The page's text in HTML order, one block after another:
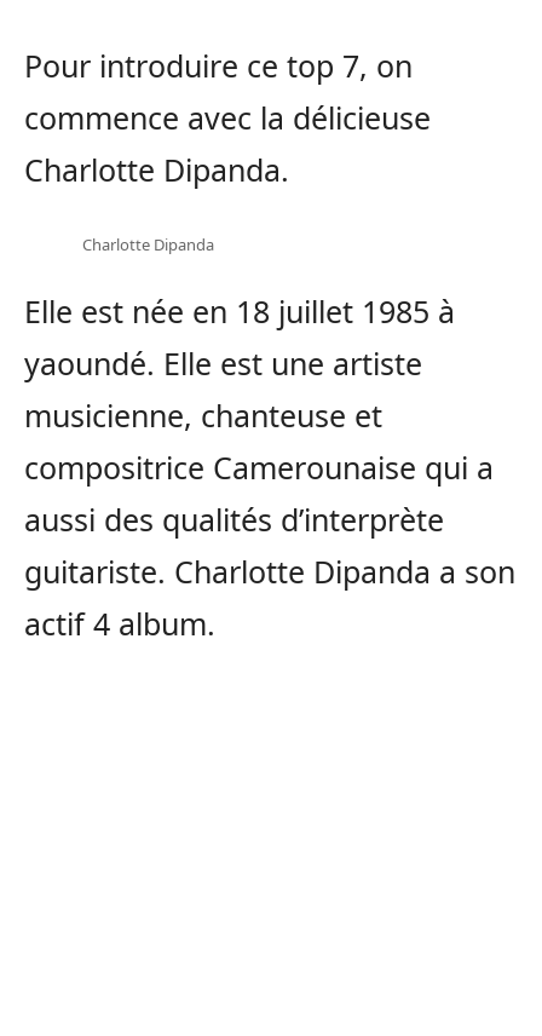
Pour introduire ce top 7, on
commence avec la délicieuse
Charlotte Dipanda.
Charlotte Dipanda
Elle est née en 18 juillet 1985 à
yaoundé. Elle est une artiste
musicienne, chanteuse et
compositrice Camerounaise qui a
aussi des qualités d’interprète
guitariste. Charlotte Dipanda a son
actif 4 album.